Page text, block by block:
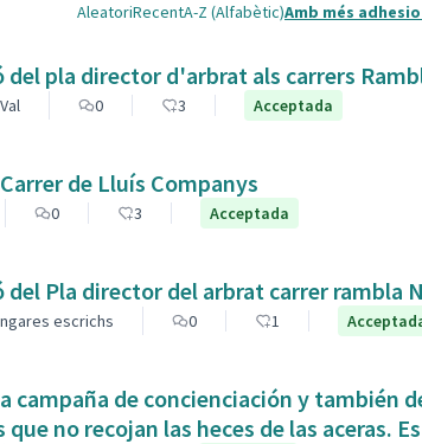
AleatoriRecentA-Z (Alfabètic)Amb més
del pla director d'arbrat als carrers
0 3 Acceptada
de Lluís Companys
0 3 Acceptada
del Pla director del arbrat carrer rambla
escrichs 0 1
campaña de concienciación y también
que no recojan las heces de las aceras.